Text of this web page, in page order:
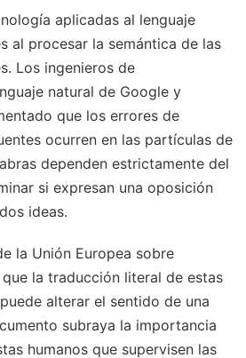
aplicadas al lenguaje
al procesar la semántica de las
Los ingenieros de
natural de Google y
que los errores de
ocurren en las partículas de
dependen estrictamente del
si expresan una oposición
ideas.
la Unión Europea sobre
la traducción literal de estas
alterar el sentido de una
subraya la importancia
humanos que supervisen las